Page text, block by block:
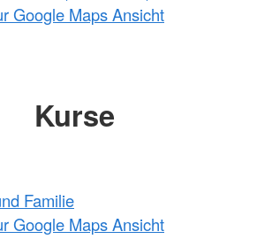
Google Maps Ansicht
Kurse
Familie
Google Maps Ansicht